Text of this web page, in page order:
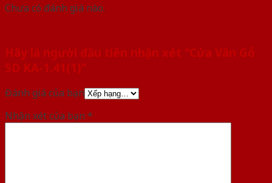
Chưa có đánh giá nào.
Hãy là người đầu tiên nhận xét “Cửa Vân Gỗ
5D KA-1.41(1)”
Đánh giá của bạn
Nhận xét của bạn *